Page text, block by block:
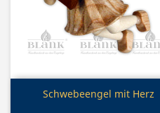
Vorschau
Schwebeengel mit Herz